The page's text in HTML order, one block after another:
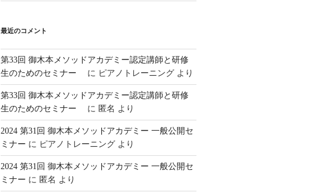
最近のコメント
第33回 御木本メソッドアカデミー認定講師と研修
生のためのセミナー
に ピアノトレーニングより
第33回 御木本メソッドアカデミー認定講師と研修
生のためのセミナー
に 匿名 より
2024 第31回 御木本メソッドアカデミー 一般公開セ
ミナー に ピアノトレーニングより
2024 第31回 御木本メソッドアカデミー 一般公開セ
ミナー に 匿名 より